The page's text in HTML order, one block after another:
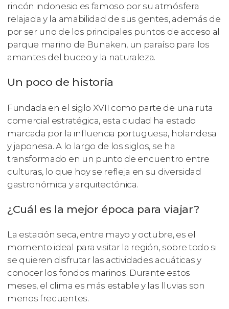
rincón indonesio es famoso por su atmósfera
relajada y la amabilidad de sus gentes, además de
por ser uno de los principales puntos de acceso al
parque marino de Bunaken, un paraíso para los
amantes del buceo y la naturaleza.
Un poco de historia
Fundada en el siglo XVII como parte de una ruta
comercial estratégica, esta ciudad ha estado
marcada por la influencia portuguesa, holandesa
y japonesa. A lo largo de los siglos, se ha
transformado en un punto de encuentro entre
culturas, lo que hoy se refleja en su diversidad
gastronómica y arquitectónica.
¿Cuál es la mejor época para viajar?
La estación seca, entre mayo y octubre, es el
momento ideal para visitar la región, sobre todo si
se quieren disfrutar las actividades acuáticas y
conocer los fondos marinos. Durante estos
meses, el clima es más estable y las lluvias son
menos frecuentes.